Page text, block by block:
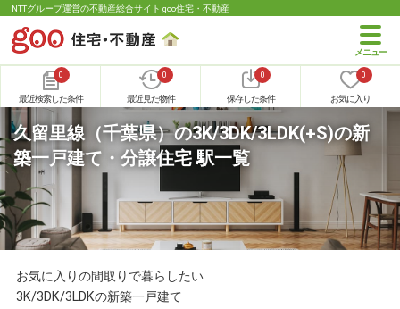
NTTグループ運営の不動産総合サイト goo住宅・不動産
0
最近検索した条件
0
最近見た物件
0
保存した条件
0
お気に入り
久留里線（千葉県）の3K/3DK/3LDK(+S)の新
築一戸建て・分譲住宅 駅一覧
お気に入りの間取りで暮らしたい
3K/3DK/3LDKの新築一戸建て